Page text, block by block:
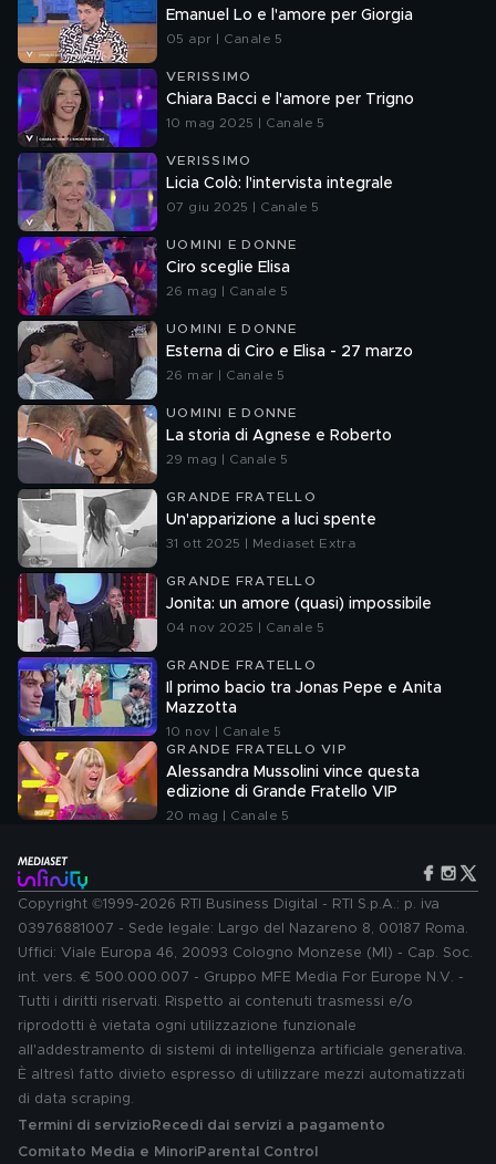
Emanuel Lo e l'amore per Giorgia
05 apr | Canale 5
VERISSIMO
Chiara Bacci e l'amore per Trigno
10 mag 2025 | Canale 5
VERISSIMO
Licia Colò: l'intervista integrale
07 giu 2025 | Canale 5
UOMINI E DONNE
Ciro sceglie Elisa
26 mag | Canale 5
UOMINI E DONNE
Esterna di Ciro e Elisa - 27 marzo
26 mar | Canale 5
UOMINI E DONNE
La storia di Agnese e Roberto
29 mag | Canale 5
GRANDE FRATELLO
Un'apparizione a luci spente
31 ott 2025 | Mediaset Extra
GRANDE FRATELLO
Jonita: un amore (quasi) impossibile
04 nov 2025 | Canale 5
GRANDE FRATELLO
Il primo bacio tra Jonas Pepe e Anita
Mazzotta
10 nov | Canale 5
GRANDE FRATELLO VIP
Alessandra Mussolini vince questa
edizione di Grande Fratello VIP
20 mag | Canale 5
Copyright ©1999-2026 RTI Business Digital - RTI S.p.A.: p. iva
03976881007 - Sede legale: Largo del Nazareno 8, 00187 Roma.
Uffici: Viale Europa 46, 20093 Cologno Monzese (MI) - Cap. Soc.
int. vers. € 500.000.007 - Gruppo MFE Media For Europe N.V. -
Tutti i diritti riservati. Rispetto ai contenuti trasmessi e/o
riprodotti è vietata ogni utilizzazione funzionale
all'addestramento di sistemi di intelligenza artificiale generativa.
È altresì fatto divieto espresso di utilizzare mezzi automatizzati
di data scraping.
Termini di servizio Recedi dai servizi a pagamento
Comitato Media e MinoriParental Control